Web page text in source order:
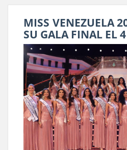
MISS VENEZUELA
SU GALA FINAL EL